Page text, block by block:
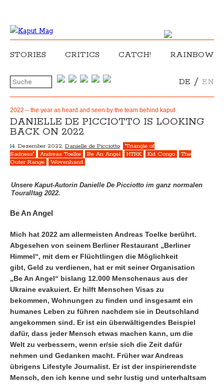
STORIES CRITICS CATCH! RAINBOW
DE / EN
2022 – the year as heard and seen by the team behind kaput
DANIELLE DE PICCIOTTO IS LOOKING
BACK ON 2022
14. Dezember 2022, Danielle de Picciotto
"Triangle of
Sadness"
Andreas Toelke Be An Angel HTRK Kid Congo
The
Outer Range
Wovenhand
Unsere Kaput-Autorin Danielle De Picciotto im ganz normalen
Touralltag 2022.
Be An Angel
Mich hat 2022 am allermeisten Andreas Toelke berührt.
Abgesehen von seinem Berliner Restaurant „Berliner
Himmel“, mit dem er Flüchtlingen die Möglichkeit
gibt, Geld zu verdienen, hat er mit seiner Organisation
„Be An Angel“ bislang 12.000 Menschenaus aus der
Ukraine evakuiert. Er hilft Menschen Visas zu
bekommen, Wohnungen zu finden und insgesamt ein
humanes Leben zu führen nachdem sie in Deutschland
angekommen sind. Er ist ein überwältigendes Beispiel
dafür, dass jeder Mensch etwas machen kann, um die
Welt zu verbessern, wenn er/sie sich die Zeit dafür
nehmen und Gedanken macht. Früher war Andreas
übrigens Lifestyle Journalist. Er ist der inspirierendste
Mensch, den ich kenne und sehr lustig und unterhaltsam